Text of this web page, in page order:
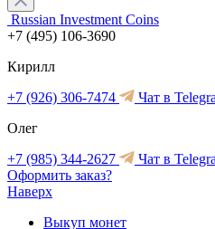
Russian Investment Coins
+7 (495) 106-3690
Кирилл
+7 (926) 306-7474
Чат в
Олег
+7 (985) 344-2627
Чат в
Оформить заказ?
Наверх
Выкуп монет